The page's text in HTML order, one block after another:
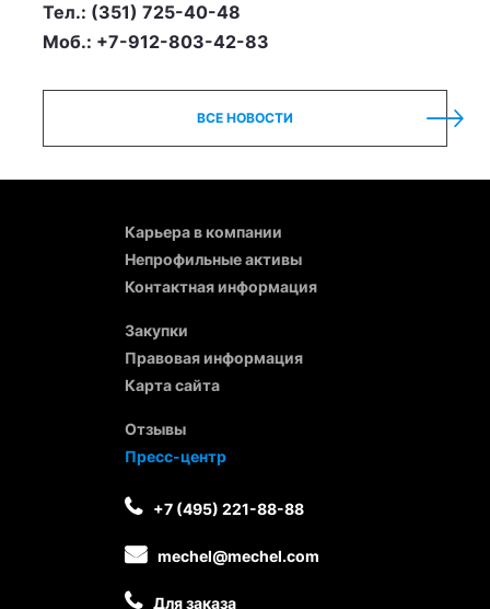
Тел.: (351) 725-40-48
Моб.: +7-912-803-42-83
ВСЕ НОВОСТИ
Карьера в компании
Непрофильные активы
Контактная информация
Закупки
Правовая информация
Карта сайта
Отзывы
Пресс-центр
+7 (495) 221-88-88
mechel@mechel.com
Для заказа